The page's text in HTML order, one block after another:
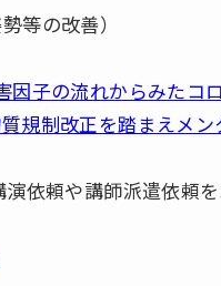
等の改善）
子の流れからみたコ
規制改正を踏まえメ
依頼や講師派遣依頼を